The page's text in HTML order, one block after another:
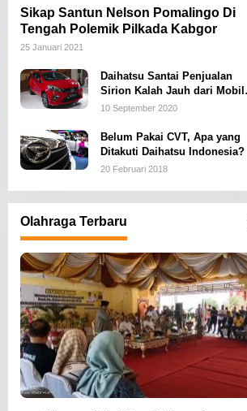
Sikap Santun Nelson Pomalingo Di
Tengah Polemik Pilkada Kabgor
25 Januari 2021
Daihatsu Santai Penjualan
Sirion Kalah Jauh dari Mobil
LCGC
10 September 2020
Belum Pakai CVT, Apa yang
Ditakuti Daihatsu Indonesia?
20 Februari 2018
Olahraga Terbaru